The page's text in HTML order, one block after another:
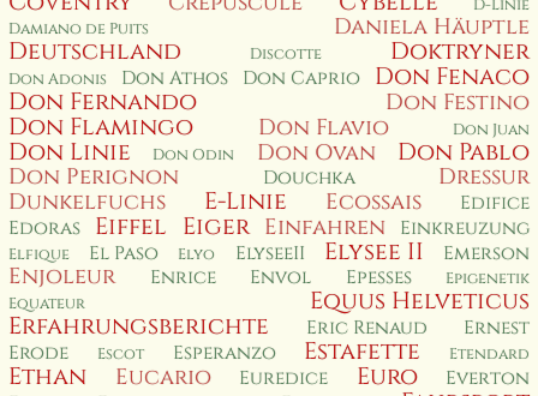
D-Linie
Damiano de Puits
Daniela Häuptle
Deutschland Discotte Doktryner
Don Adonis Don Athos Don Caprio
Don Fenaco
Don Fernando
Don Festino
Don Flamingo Don Flavio Don Juan
Don Linie Don Odin Don Ovan Don Pablo
Don Perignon Douchka
Dressur
Dunkelfuchs
E-Linie Ecossais
Edifice
Edoras
Eiffel Eiger Einfahren Einkreuzung
Elfique El Paso Elyo ElyseeII Elysee II Emerson
Enjoleur Enrice Envol Epesses
Epigenetik
Equateur
Equus Helveticus
Erfahrungsberichte
Eric Renaud
Ernest
Erode
Escot Esperanzo Estafette Etendard
Ethan Eucario Euredice Euro
Everton